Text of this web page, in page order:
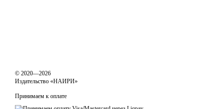
© 2020—2026
Издательство «НАИРИ»
Принимаем к оплате